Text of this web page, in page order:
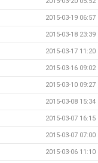
2015-03-19 06:57
2015-03-18 23:39
2015-03-17 11:20
2015-03-16 09:02
2015-03-10 09:27
2015-03-08 15:34
2015-03-07 16:15
2015-03-07 07:00
2015-03-06 11:10